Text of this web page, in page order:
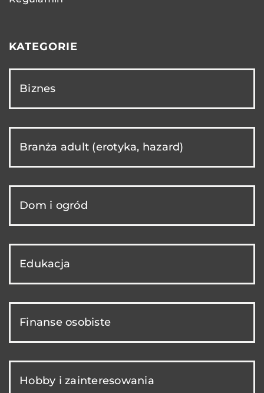
KATEGORIE
Biznes
Branża adult (erotyka, hazard)
Dom i ogród
Edukacja
Finanse osobiste
Hobby i zainteresowania